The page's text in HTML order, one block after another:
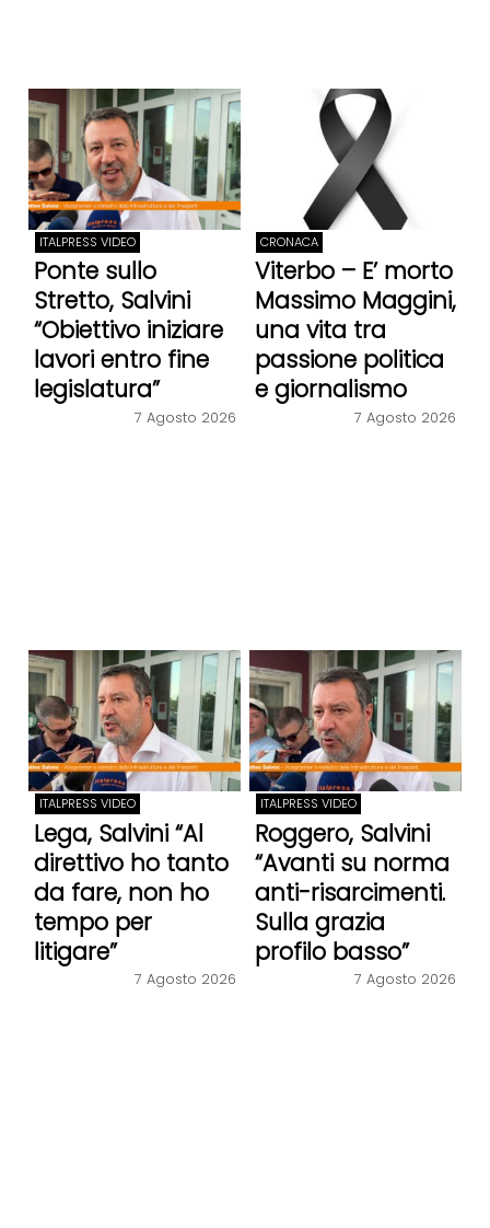
ITALPRESS VIDEO
Ponte sullo
Stretto, Salvini
“Obiettivo iniziare
lavori entro fine
legislatura”
7 Agosto 2026
CRONACA
Viterbo – E’ morto
Massimo Maggini,
una vita tra
passione politica
e giornalismo
7 Agosto 2026
ITALPRESS VIDEO
Lega, Salvini “Al
direttivo ho tanto
da fare, non ho
tempo per
litigare”
7 Agosto 2026
ITALPRESS VIDEO
Roggero, Salvini
“Avanti su norma
anti-risarcimenti.
Sulla grazia
profilo basso”
7 Agosto 2026